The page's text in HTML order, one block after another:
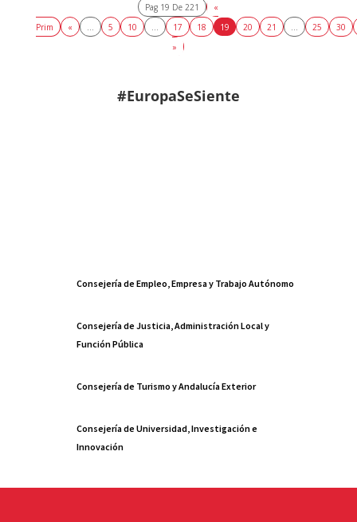
Pag 19 De 221
«
Prim
« 5 10 17 18 19 20 21 25
30
»
#EuropaSeSiente
Consejería de Empleo, Empresa y Trabajo Autónomo
Consejería de Justicia, Administración Local y
Función Pública
Consejería de Turismo y Andalucía Exterior
Consejería de Universidad, Investigación e
Innovación